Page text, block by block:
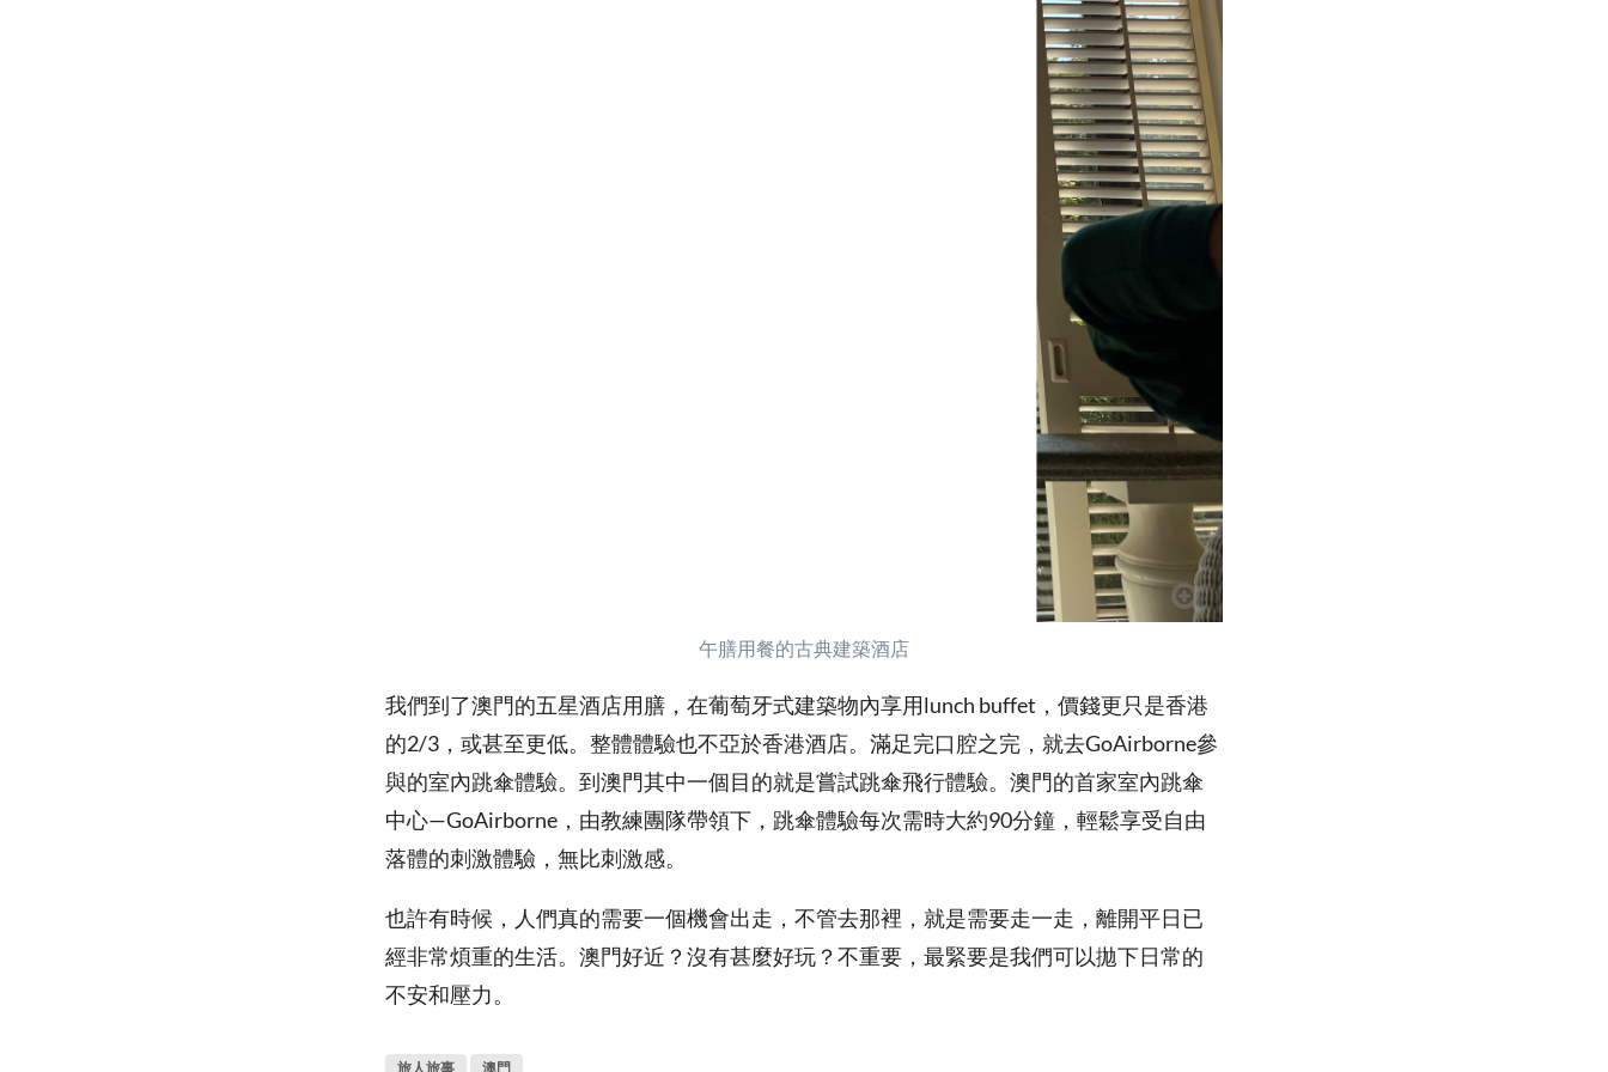
午膳用餐的古典建築酒店
我們到了澳門的五星酒店用膳，在葡萄牙式建築物內享用lunch buffet，價錢更只是香港
的2/3，或甚至更低。整體體驗也不亞於香港酒店。滿足完口腔之完，就去GoAirborne參
與的室內跳傘體驗。到澳門其中一個目的就是嘗試跳傘飛行體驗。澳門的首家室內跳傘
中心—GoAirborne，由教練團隊帶領下，跳傘體驗每次需時大約90分鐘，輕鬆享受自由
落體的刺激體驗，無比刺激感。
也許有時候，人們真的需要一個機會出走，不管去那裡，就是需要走一走，離開平日已
經非常煩重的生活。澳門好近？沒有甚麼好玩？不重要，最緊要是我們可以拋下日常的
不安和壓力。
旅人旅事 澳門